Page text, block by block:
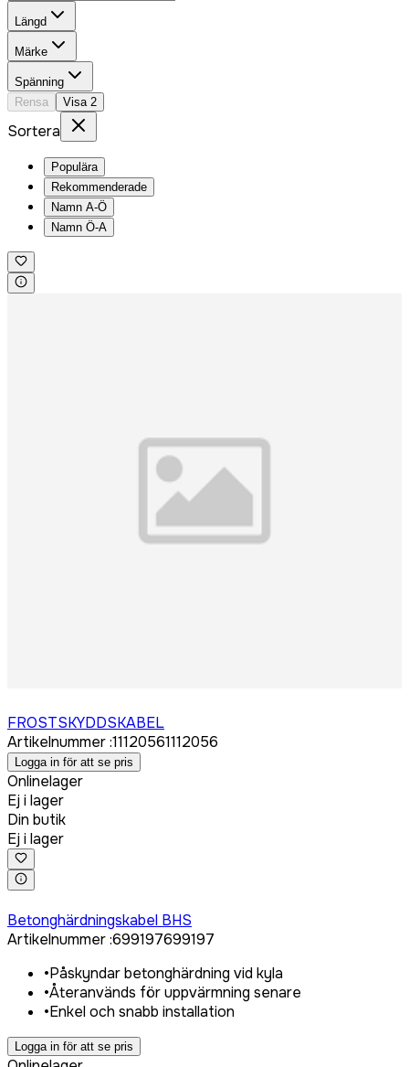
Längd
Märke
Spänning
Rensa
Visa 2
Sortera
Populära
Rekommenderade
Namn A-Ö
Namn Ö-A
FROSTSKYDDSKABEL
Artikelnummer:11120561112056
Logga in för att se pris
Onlinelager
Ej i lager
Din butik
Ej i lager
Betonghärdningskabel BHS
Artikelnummer:699197699197
•Påskyndar betonghärdning vid kyla
•Återanvänds för uppvärmning senare
•Enkel och snabb installation
Logga in för att se pris